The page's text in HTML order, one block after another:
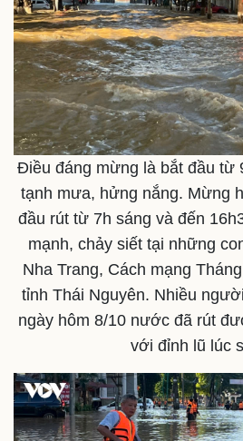
Thể thao
Bóng đá
Lịch thi đấu bóng đá
eSports
Hậu trường
Ô
Ô tô
Xe
Tư
Điều đáng mừng là bắt đầu từ
tạnh mưa, hửng nắng. Mừng
đầu rút từ 7h sáng và đến
mạnh, chảy siết tại những
Nha Trang, Cách mạng
tỉnh Thái Nguyên. Nhiều
ngày hôm 8/10 nước đã rút
với đỉnh lũ lúc